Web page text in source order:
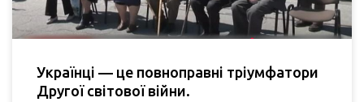
Українці — це повноправні тріумфатори
Другої світової війни.